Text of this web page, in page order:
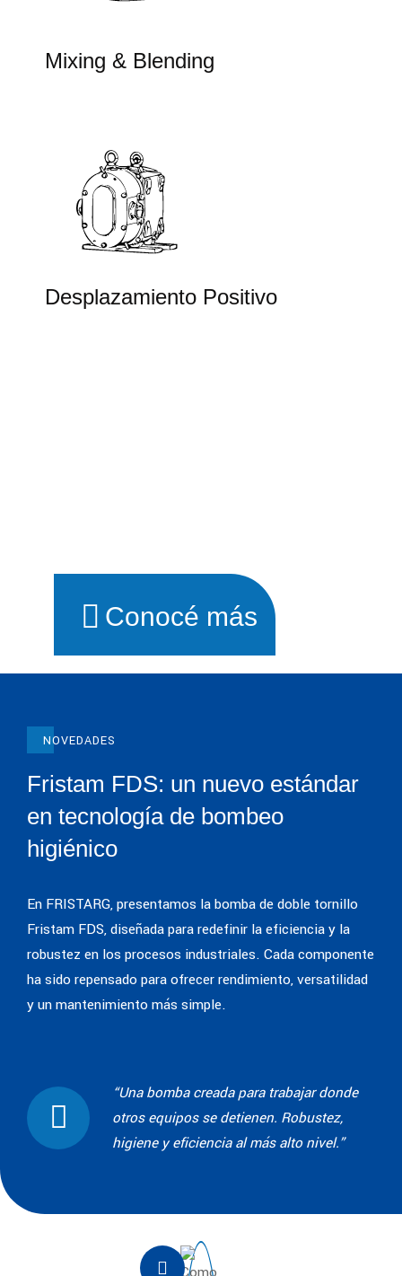
Mixing & Blending
Desplazamiento Positivo
Conocé más
NOVEDADES
Fristam FDS: un nuevo estándar
en tecnología de bombeo
higiénico
En FRISTARG, presentamos la bomba de doble tornillo
Fristam FDS, diseñada para redefinir la eficiencia y la
robustez en los procesos industriales. Cada componente
ha sido repensado para ofrecer rendimiento, versatilidad
y un mantenimiento más simple.
“Una bomba creada para trabajar donde
otros equipos se detienen. Robustez,
higiene y eficiencia al más alto nivel.”